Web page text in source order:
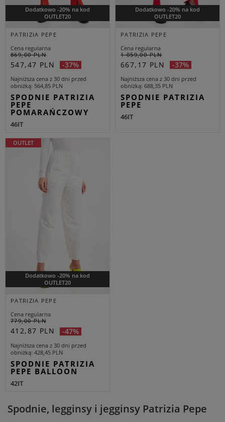
Dodatkowo -20% na kod
OUTLET20
PATRIZIA PEPE
Cena regularna
869,00 PLN
547,47 PLN -37%
Najniższa cena z 30 dni przed
obniżką 564,85 PLN
SPODNIE PATRIZIA
PEPE
POMARAŃCZOWY
46IT
Dodatkowo -20% na kod
OUTLET20
PATRIZIA PEPE
Cena regularna
1 059,00 PLN
667,17 PLN -37%
Najniższa cena z 30 dni przed
obniżką 688,35 PLN
SPODNIE PATRIZIA
PEPE
46IT
Dodatkowo -20% na kod
OUTLET20
OUTLET
PATRIZIA PEPE
Cena regularna
779,00 PLN
412,87 PLN -47%
Najniższa cena z 30 dni przed
obniżką 428,45 PLN
SPODNIE PATRIZIA
PEPE BALLOON
42IT
Spodnie, legginsy i jegginsy Patrizia Pepe